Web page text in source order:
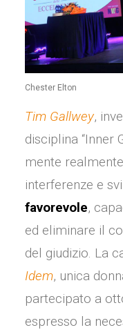
Chester Elton
Tim Gallwey,
disciplina “Inner
mente
interferenze e
favorevole,
ed eliminare il
del giudizio. La
Idem, unica
partecipato a
espresso la